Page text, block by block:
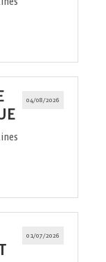
04/08/2026
fenêtre)
01/07/2026